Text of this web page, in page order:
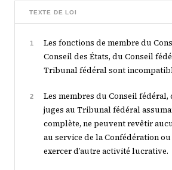
TEXTE DE LOI
1
Les fonctions de membre du
Conseil des États, du Conseil
Tribunal fédéral sont
2
Les membres du Conseil fédéral,
juges au Tribunal fédéral
complète, ne peuvent revêtir
au service de la Confédération ou
exercer d’autre activité lucrative.